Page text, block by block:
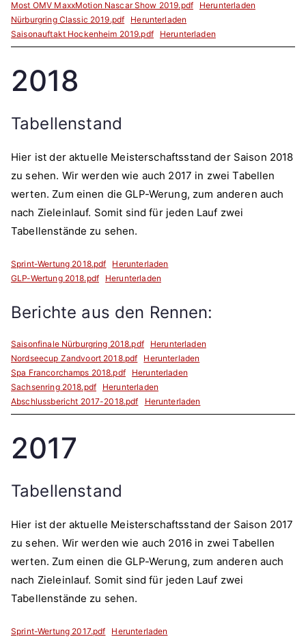
Most OMV MaxxMotion Nascar Show 2019.pdf
Herunterladen
Nürburgring Classic 2019.pdf
Herunterladen
Saisonauftakt Hockenheim 2019.pdf
Herunterladen
2018
Tabellenstand
Hier ist der aktuelle Meisterschaftsstand der Saison 2018
zu sehen. Wir werden wie auch 2017 in zwei Tabellen
werten. Zum einen die GLP-Werung, zum anderen auch
nach Zieleinlauf. Somit sind für jeden Lauf zwei
Tabellenstände zu sehen.
Sprint-Wertung 2018.pdf
Herunterladen
GLP-Wertung 2018.pdf
Herunterladen
Berichte aus den Rennen:
Saisonfinale Nürburgring 2018.pdf
Herunterladen
Nordseecup Zandvoort 2018.pdf
Herunterladen
Spa Francorchamps 2018.pdf
Herunterladen
Sachsenring 2018.pdf
Herunterladen
Abschlussbericht 2017-2018.pdf
Herunterladen
2017
Tabellenstand
Hier ist der aktuelle Meisterschaftsstand der Saison 2017
zu sehen. Wir werden wie auch 2016 in zwei Tabellen
werten. Zum einen die GLP-Werung, zum anderen auch
nach Zieleinlauf. Somit sind für jeden Lauf zwei
Tabellenstände zu sehen.
Sprint-Wertung 2017.pdf
Herunterladen